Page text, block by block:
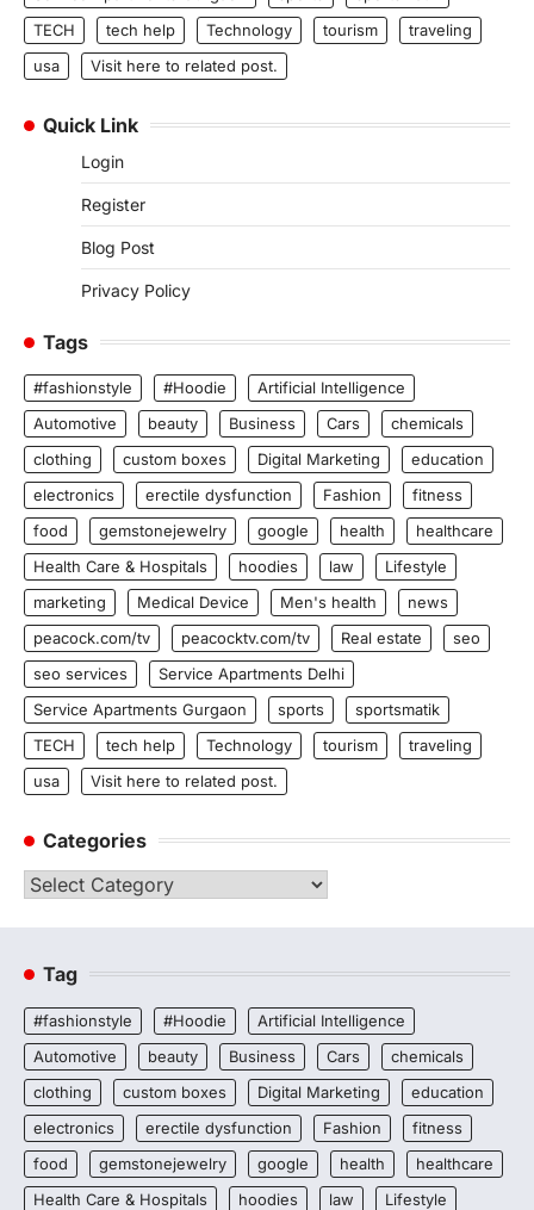
TECH
tech help Technology tourism
traveling
usa
Visit here to related post.
Quick Link
Login
Register
Blog Post
Privacy Policy
Tags
#fashionstyle #Hoodie
Artificial Intelligence
Automotive
beauty Business Cars
chemicals
clothing
custom boxes Digital Marketing
education
electronics
erectile dysfunction Fashion
fitness
food
gemstonejewelry google health
healthcare
Health Care & Hospitals
hoodies law
Lifestyle
marketing
Medical Device Men's health
news
peacock.com/tv
peacocktv.com/tv Real estate
seo
seo services
Service Apartments Delhi
Service Apartments Gurgaon
sports
sportsmatik
TECH
tech help Technology tourism
traveling
usa
Visit here to related post.
Categories
Categories
Tag
#fashionstyle #Hoodie
Artificial Intelligence
Automotive
beauty Business Cars
chemicals
clothing
custom boxes Digital Marketing
education
electronics
erectile dysfunction Fashion
fitness
food
gemstonejewelry google health
healthcare
Health Care & Hospitals
hoodies law
Lifestyle